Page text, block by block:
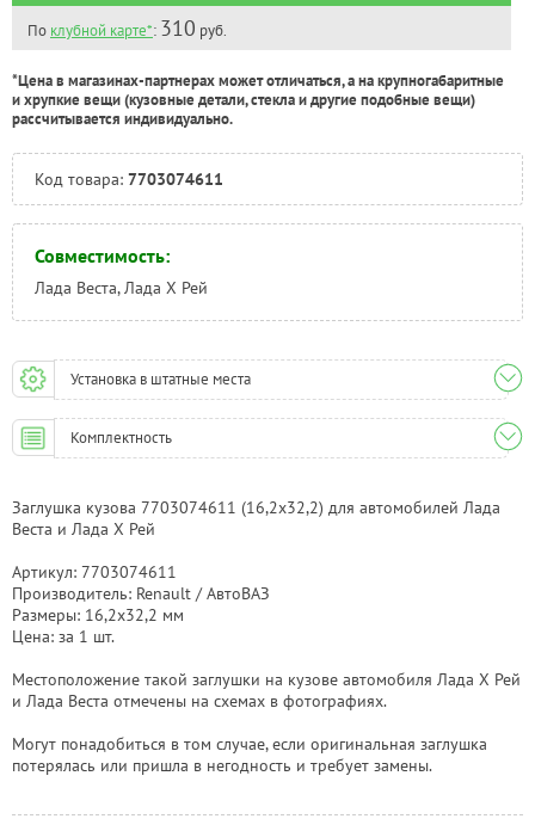
По клубной карте*: 310 руб.
*Цена в магазинах-партнерах может отличаться, а на крупногабаритные
и хрупкие вещи (кузовные детали, стекла и другие подобные вещи)
рассчитывается индивидуально.
Код товара: 7703074611
Совместимость:
Лада Веста, Лада Х Рей
Установка в штатные места
Комплектность
Заглушка кузова 7703074611 (16,2х32,2) для автомобилей Лада
Веста и Лада Х Рей
Артикул: 7703074611
Производитель: Renault / АвтоВАЗ
Размеры: 16,2х32,2 мм
Цена: за 1 шт.
Местоположение такой заглушки на кузове автомобиля Лада Х Рей
и Лада Веста отмечены на схемах в фотографиях.
Могут понадобиться в том случае, если оригинальная заглушка
потерялась или пришла в негодность и требует замены.